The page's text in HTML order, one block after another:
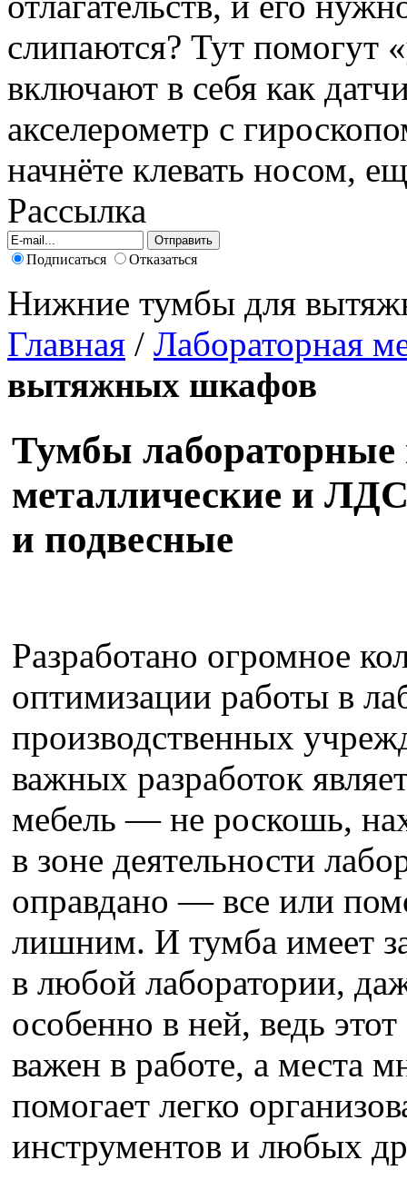
слипаются? Тут
включают в себя как
акселерометр с
начнёте клевать носом,
Рассылка
Подписаться Отказаться
Нижние тумбы для
Главная / Лабораторная
вытяжных шкафов
Тумбы
металлические и
и подвесные
Разработано огромное
оптимизации работы в
производственных
важных разработок
мебель — не роскошь,
в зоне деятельности
оправдано — все или
лишним. И тумба имеет
в любой лаборатории,
особенно в ней, ведь
важен в работе, а места
помогает легко
инструментов и любых